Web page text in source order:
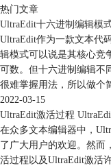
热门文章
UltraEdit十六进制编辑模
UltraEdit作为一款文本代
辑模式可以说是其核心竞
可数。但十六进制编辑不
很难掌握用法，所以做个
2022-03-15
UltraEdit激活过程
在众多文本编辑器中，
了广大用户的欢迎。然而
活过程以及UltraEdit激活